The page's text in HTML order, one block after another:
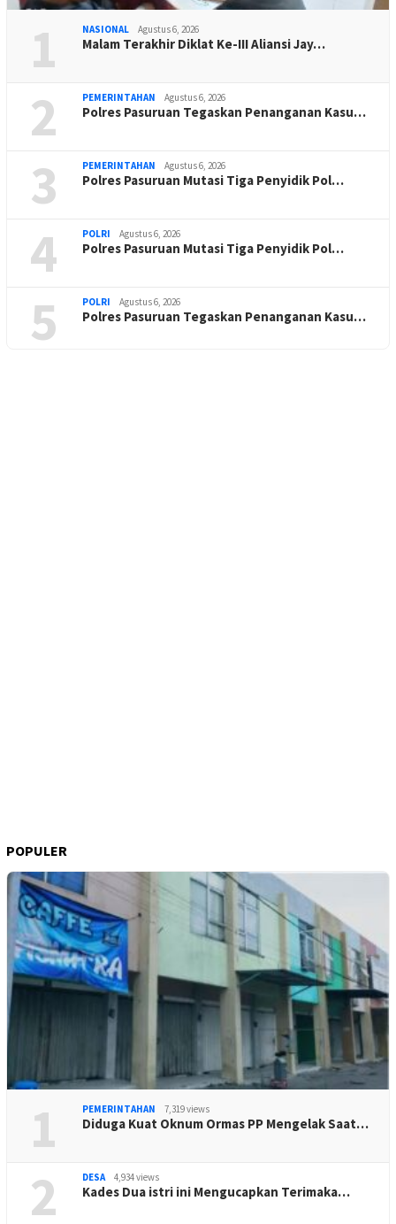
1 NASIONAL Agustus 6, 2026
Malam Terakhir Diklat Ke-III Aliansi Jay…
2 PEMERINTAHAN Agustus 6, 2026
Polres Pasuruan Tegaskan Penanganan Kasu…
3 PEMERINTAHAN Agustus 6, 2026
Polres Pasuruan Mutasi Tiga Penyidik Pol…
4 POLRI Agustus 6, 2026
Polres Pasuruan Mutasi Tiga Penyidik Pol…
5 POLRI Agustus 6, 2026
Polres Pasuruan Tegaskan Penanganan Kasu…
POPULER
1 PEMERINTAHAN 7,319 views
Diduga Kuat Oknum Ormas PP Mengelak Saat…
2 DESA 4,934 views
Kades Dua istri ini Mengucapkan Terimaka…